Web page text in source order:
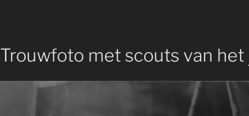
Trouwfoto met scouts van het